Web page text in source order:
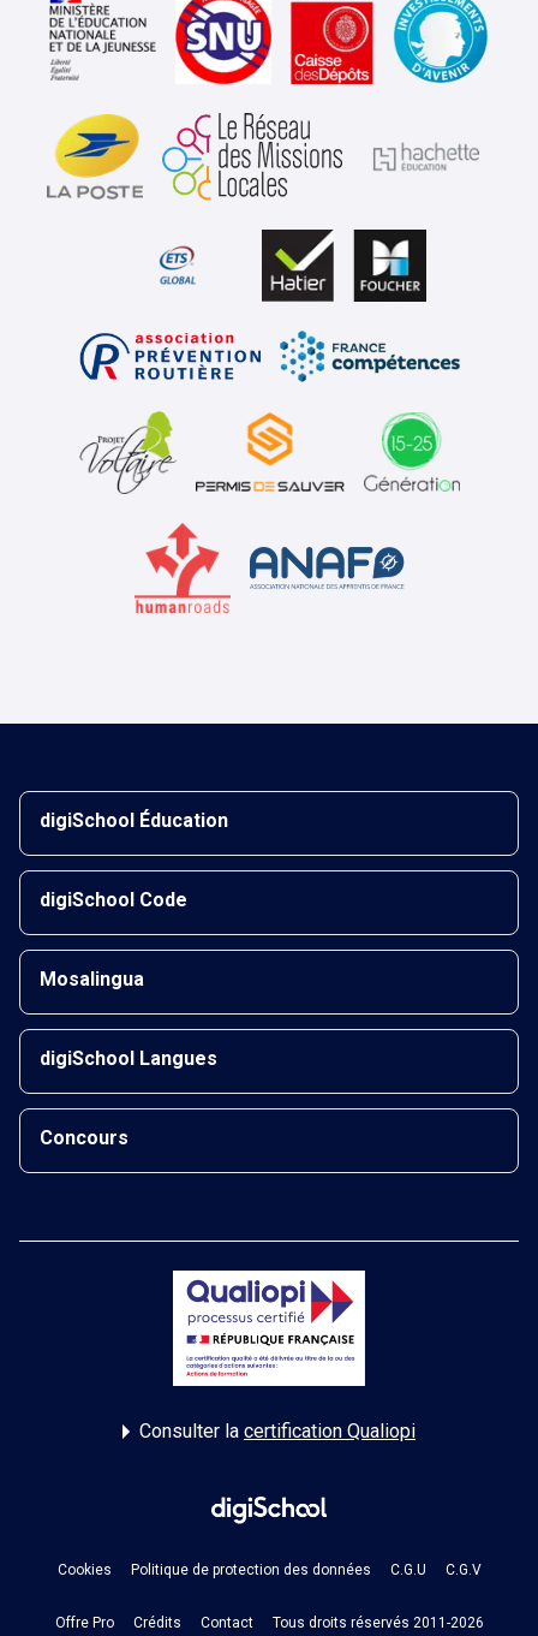
digiSchool Éducation
digiSchool Code
Mosalingua
digiSchool Langues
Concours
Consulter la certification Qualiopi
Cookies Politique de protection des données C.G.U C.G.V
Offre Pro Crédits Contact Tous droits réservés 2011-2026